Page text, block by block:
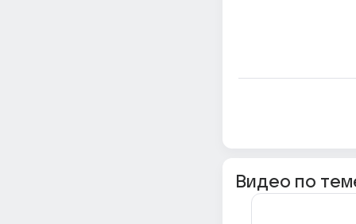
Видео по